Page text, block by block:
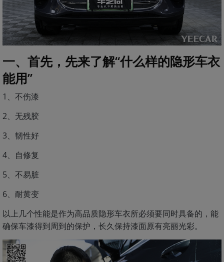
一、首先，先来了解“什么样的隐形车衣
能用”
1、不伤漆
2、无残胶
3、韧性好
4、自修复
5、不易脏
6、耐黄变
以上几个性能是作为高品质隐形车衣所必须要同时具备的，能
确保车漆得到周到的保护，长久保持漆面原有亮丽光彩。